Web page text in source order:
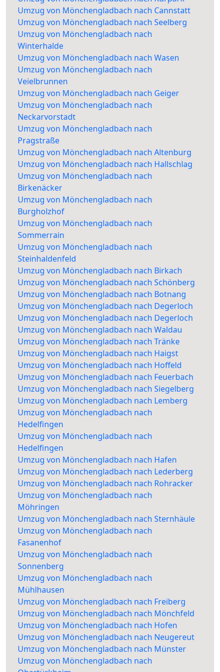
Umzug von Mönchengladbach nach Cannstatt
Umzug von Mönchengladbach nach Seelberg
Umzug von Mönchengladbach nach
Winterhalde
Umzug von Mönchengladbach nach Wasen
Umzug von Mönchengladbach nach
Veielbrunnen
Umzug von Mönchengladbach nach Geiger
Umzug von Mönchengladbach nach
Neckarvorstadt
Umzug von Mönchengladbach nach
Pragstraße
Umzug von Mönchengladbach nach Altenburg
Umzug von Mönchengladbach nach Hallschlag
Umzug von Mönchengladbach nach
Birkenäcker
Umzug von Mönchengladbach nach
Burgholzhof
Umzug von Mönchengladbach nach
Sommerrain
Umzug von Mönchengladbach nach
Steinhaldenfeld
Umzug von Mönchengladbach nach Birkach
Umzug von Mönchengladbach nach Schönberg
Umzug von Mönchengladbach nach Botnang
Umzug von Mönchengladbach nach Degerloch
Umzug von Mönchengladbach nach Degerloch
Umzug von Mönchengladbach nach Waldau
Umzug von Mönchengladbach nach Tränke
Umzug von Mönchengladbach nach Haigst
Umzug von Mönchengladbach nach Hoffeld
Umzug von Mönchengladbach nach Feuerbach
Umzug von Mönchengladbach nach Siegelberg
Umzug von Mönchengladbach nach Lemberg
Umzug von Mönchengladbach nach
Hedelfingen
Umzug von Mönchengladbach nach
Hedelfingen
Umzug von Mönchengladbach nach Hafen
Umzug von Mönchengladbach nach Lederberg
Umzug von Mönchengladbach nach Rohracker
Umzug von Mönchengladbach nach
Möhringen
Umzug von Mönchengladbach nach Sternhäule
Umzug von Mönchengladbach nach
Fasanenhof
Umzug von Mönchengladbach nach
Sonnenberg
Umzug von Mönchengladbach nach
Mühlhausen
Umzug von Mönchengladbach nach Freiberg
Umzug von Mönchengladbach nach Mönchfeld
Umzug von Mönchengladbach nach Hofen
Umzug von Mönchengladbach nach Neugereut
Umzug von Mönchengladbach nach Münster
Umzug von Mönchengladbach nach